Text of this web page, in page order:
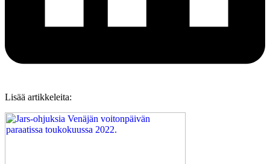
Lisää artikkeleita: